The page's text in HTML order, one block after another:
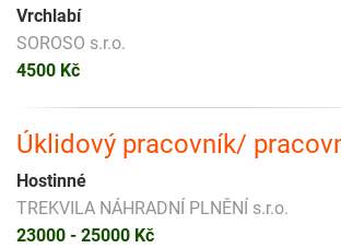
Vrchlabí
SOROSO s.r.o.
4500 Kč
Úklidový pracovník/
Hostinné
TREKVILA NÁHRADNÍ PLNĚNÍ s.r.o.
23000 - 25000 Kč